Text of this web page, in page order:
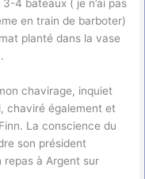
4 bateaux ( je n’ai pas
en train de barboter)
planté dans la vase
chavirage, inquiet
chaviré également et
La conscience du
son président
repas à Argent sur